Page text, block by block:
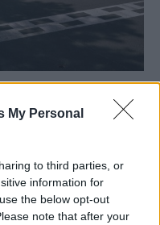
My Personal
to third parties, or
information for
the below opt-out
note that after your
από τη Formula 1
την κάθετη
ισορροπία